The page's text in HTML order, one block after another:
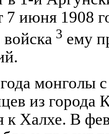
7 июня 1908
войска 3 ему
монголы
из города
к Халхе. В